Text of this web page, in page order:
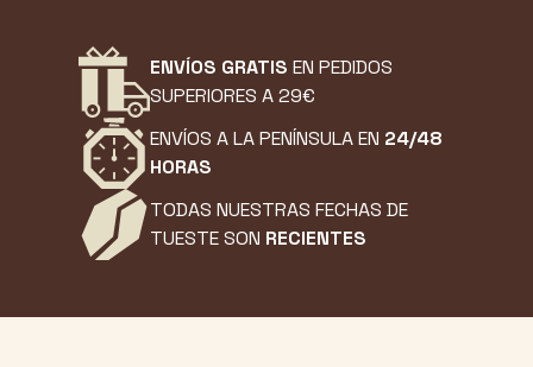
ENVÍOS GRATIS EN PEDIDOS
SUPERIORES A 29€
ENVÍOS A LA PENÍNSULA EN 24/48
HORAS
TODAS NUESTRAS FECHAS DE
TUESTE SON RECIENTES